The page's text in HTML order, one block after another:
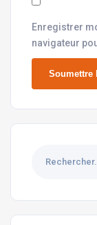
Enregistrer
navigateur